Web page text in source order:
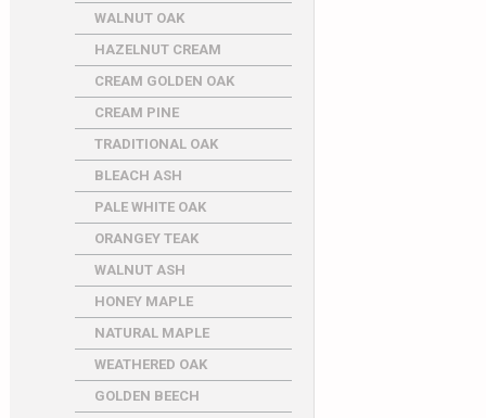
WALNUT OAK
HAZELNUT CREAM
CREAM GOLDEN OAK
CREAM PINE
TRADITIONAL OAK
BLEACH ASH
PALE WHITE OAK
ORANGEY TEAK
WALNUT ASH
HONEY MAPLE
NATURAL MAPLE
WEATHERED OAK
GOLDEN BEECH